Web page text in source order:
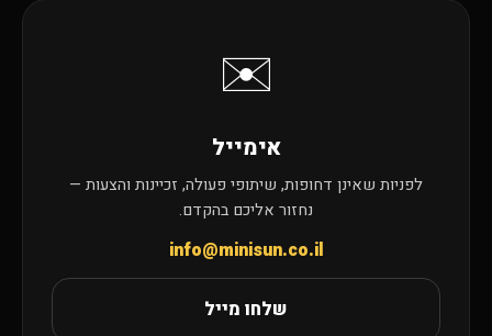
✉️
אימייל
לפניות שאינן דחופות, שיתופי פעולה, זכיינות והצעות —
נחזור אליכם בהקדם.
info@minisun.co.il
שלחו מייל